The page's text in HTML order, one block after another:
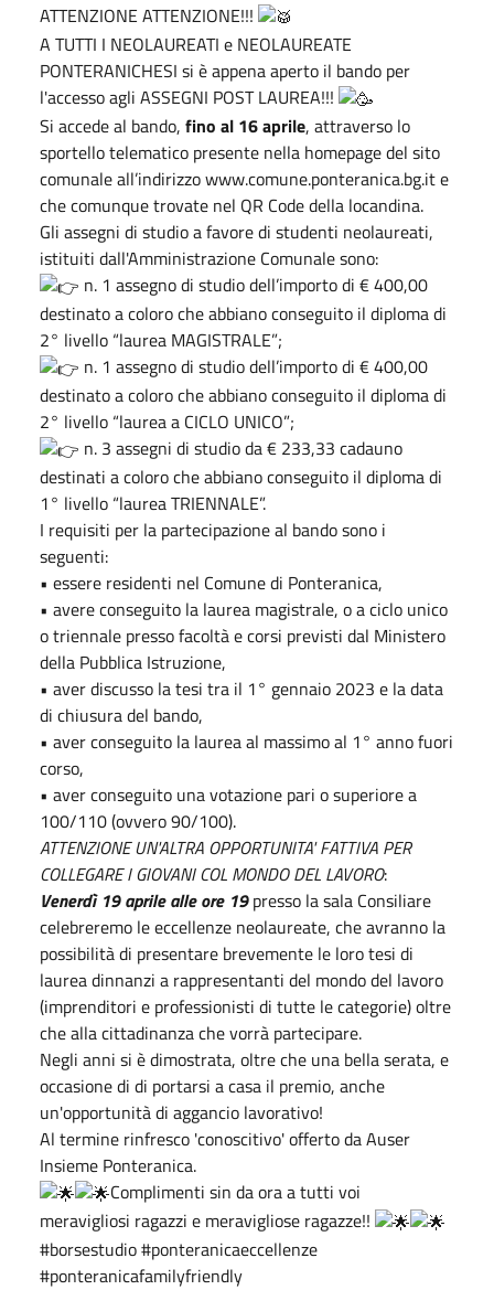
ATTENZIONE ATTENZIONE!!!
A TUTTI I NEOLAUREATI e NEOLAUREATE
PONTERANICHESI si è appena aperto il bando per
l'accesso agli ASSEGNI POST LAUREA!!!
Si accede al bando, fino al 16 aprile, attraverso lo
sportello telematico presente nella homepage del sito
comunale all’indirizzo www.comune.ponteranica.bg.it e
che comunque trovate nel QR Code della locandina.
Gli assegni di studio a favore di studenti neolaureati,
istituiti dall'Amministrazione Comunale sono:
n. 1 assegno di studio dell’importo di € 400,00
destinato a coloro che abbiano conseguito il diploma di
2° livello “laurea MAGISTRALE”;
n. 1 assegno di studio dell’importo di € 400,00
destinato a coloro che abbiano conseguito il diploma di
2° livello “laurea a CICLO UNICO”;
n. 3 assegni di studio da € 233,33 cadauno
destinati a coloro che abbiano conseguito il diploma di
1° livello “laurea TRIENNALE”.
I requisiti per la partecipazione al bando sono i
seguenti:
• essere residenti nel Comune di Ponteranica,
• avere conseguito la laurea magistrale, o a ciclo unico
o triennale presso facoltà e corsi previsti dal Ministero
della Pubblica Istruzione,
• aver discusso la tesi tra il 1° gennaio 2023 e la data
di chiusura del bando,
• aver conseguito la laurea al massimo al 1° anno fuori
corso,
• aver conseguito una votazione pari o superiore a
100/110 (ovvero 90/100).
ATTENZIONE UN'ALTRA OPPORTUNITA' FATTIVA PER
COLLEGARE I GIOVANI COL MONDO DEL LAVORO:
Venerdì 19 aprile alle ore 19presso la sala Consiliare
celebreremo le eccellenze neolaureate, che avranno la
possibilità di presentare brevemente le loro tesi di
laurea dinnanzi a rappresentanti del mondo del lavoro
(imprenditori e professionisti di tutte le categorie) oltre
che alla cittadinanza che vorrà partecipare.
Negli anni si è dimostrata, oltre che una bella serata, e
occasione di di portarsi a casa il premio, anche
un'opportunità di aggancio lavorativo!
Al termine rinfresco 'conoscitivo' offerto da Auser
Insieme Ponteranica.
Complimenti sin da ora a tutti voi
meravigliosi ragazzi e meravigliose ragazze!!
#borsestudio #ponteranicaeccellenze
#ponteranicafamilyfriendly